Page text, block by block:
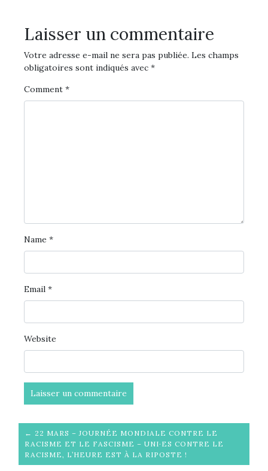
Laisser un commentaire
Votre adresse e-mail ne sera pas publiée. Les champs
obligatoires sont indiqués avec *
Comment *
Name *
Email *
Website
← 22 MARS – JOURNÉE MONDIALE CONTRE LE
RACISME ET LE FASCISME – UNI·ES CONTRE LE
RACISME, L’HEURE EST À LA RIPOSTE !